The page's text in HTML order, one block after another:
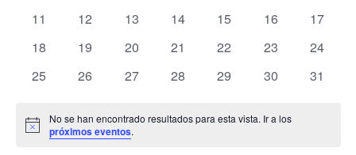
0
11
0
12
0
13
0
14
0
15
0
16
0
17
0
18
0
19
0
20
0
21
0
22
0
23
0
24
0
25
0
26
0
27
0
28
0
29
0
30
0
31
Aviso
No se han encontrado resultados para esta vista. Ir a los
próximos eventos.